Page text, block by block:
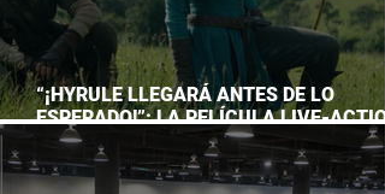
“¡HYRULE LLEGARÁ ANTES DE LO
ESPERADO!”: LA PELÍCULA LIVE-
DE THE LEGEND OF ZELDA ADELANTA
ESTRENO